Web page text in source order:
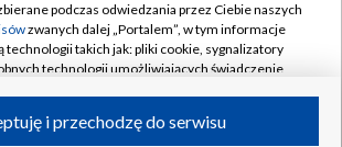
Kontakt
Kanały
podczas odwiedzania przez Ciebie naszych
zwanych dalej „Portalem”, w tym informacje
technologii takich jak: pliki cookie, sygnalizatory
technologii umożliwiających świadczenie
i przechodzę do serwisu